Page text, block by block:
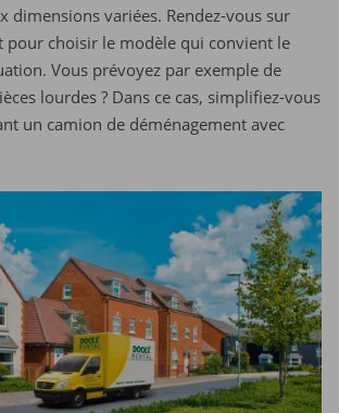
dimensions variées. Rendez-vous sur
pour choisir le modèle qui convient le
Vous prévoyez par exemple de
lourdes ? Dans ce cas, simplifiez-vous
un camion de déménagement avec